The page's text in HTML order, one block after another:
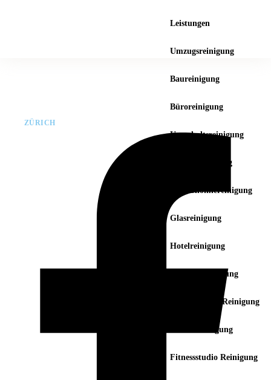
Leistungen
Umzugsreinigung
Baureinigung
Büroreinigung
Unterhaltsreinigung
Fensterreinigung
Gastronomiereinigung
Glasreinigung
Hotelreinigung
Industriereinigung
Kindergarten Reinigung
Laden Reinigung
Fitnessstudio Reinigung
ZÜRICH